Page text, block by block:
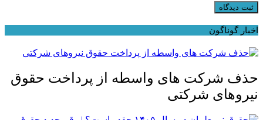
ثبت دیدگاه
اخبار گوناگون
حذف شرکت های واسطه از پرداخت حقوق
نیروهای شرکتی